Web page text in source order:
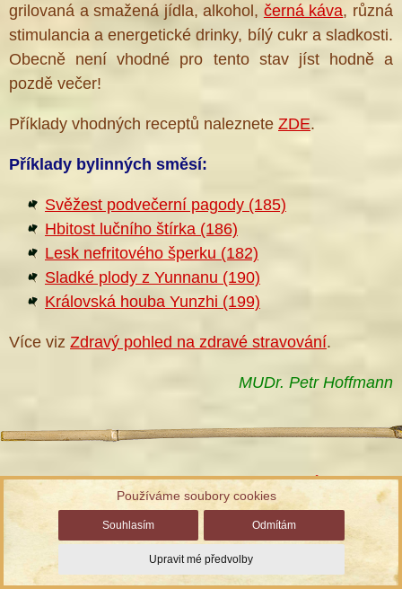
Používáme soubory cookies
Souhlasím Odmítám
Upravit mé předvolby
grilovaná a smažená jídla, alkohol, černá káva, různá
stimulancia a energetické drinky, bílý cukr a sladkosti.
Obecně není vhodné pro tento stav jíst hodně a
pozdě večer!
Příklady vhodných receptů naleznete ZDE.
Příklady bylinných směsí:
Svěžest podvečerní pagody (185)
Hbitost lučního štírka (186)
Lesk nefritového šperku (182)
Sladké plody z Yunnanu (190)
Královská houba Yunzhi (199)
Více viz Zdravý pohled na zdravé stravování.
MUDr. Petr Hoffmann
Informace ke zpracování osobních údajů
Správa cookies| Chráněno službou reCAPTCHAOchrana
soukromí a smluvní podmínky
© TCM Herbs, s.r.o., vyrobilSimopt, s.r.o.